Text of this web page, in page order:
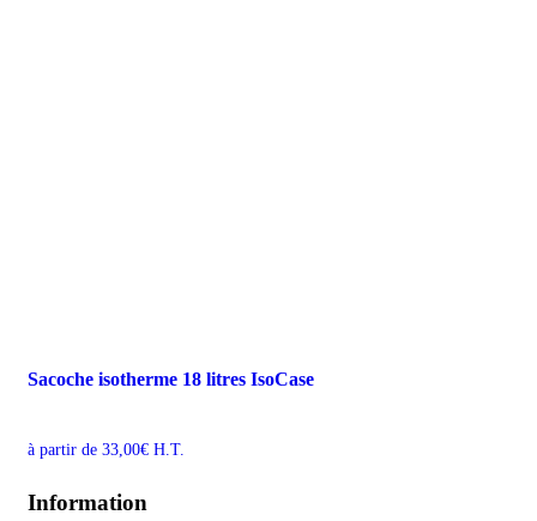
Sacoche isotherme 18 litres IsoCase
à partir de 33,00€ H.T.
Information